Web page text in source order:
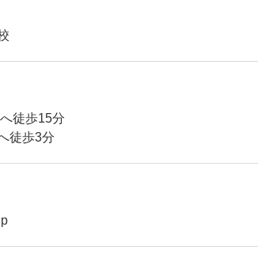
徒歩15分
徒歩3分